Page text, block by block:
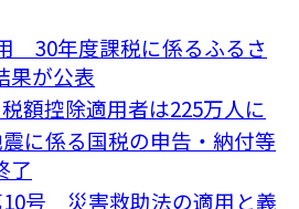
30年度課税に係るふるさ
果が公表
額控除適用者は225万人に
に係る国税の申告・納付等
了
10号 災害救助法の適用と義